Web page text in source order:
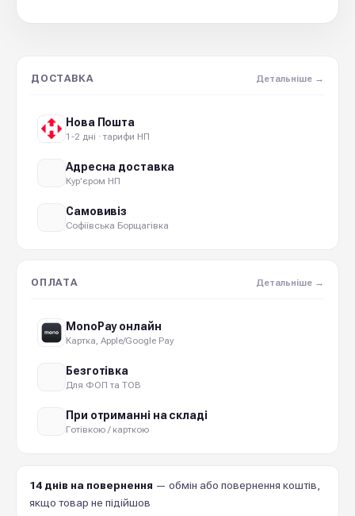
ДОСТАВКА Детальніше →
Нова Пошта
1-2 дні · тарифи НП
Адресна доставка
Кур'єром НП
Самовивіз
Софіївська Борщагівка
ОПЛАТА Детальніше →
MonoPay онлайн
Картка, Apple/Google Pay
Безготівка
Для ФОП та ТОВ
При отриманні на складі
Готівкою / карткою
14 днів на повернення — обмін або повернення коштів,
якщо товар не підійшов